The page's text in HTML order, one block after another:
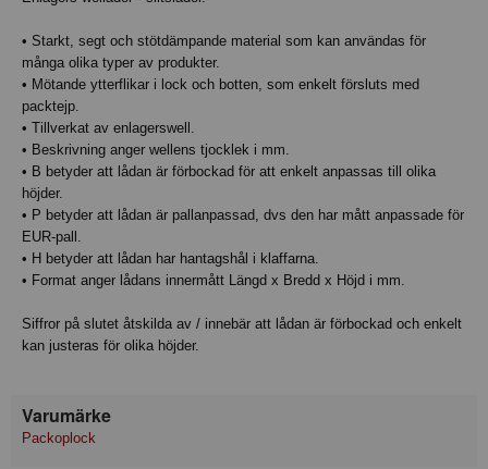
• Starkt, segt och stötdämpande material som kan användas för
många olika typer av produkter.
• Mötande ytterflikar i lock och botten, som enkelt försluts med
packtejp.
• Tillverkat av enlagerswell.
• Beskrivning anger wellens tjocklek i mm.
• B betyder att lådan är förbockad för att enkelt anpassas till olika
höjder.
• P betyder att lådan är pallanpassad, dvs den har mått anpassade för
EUR-pall.
• H betyder att lådan har hantagshål i klaffarna.
• Format anger lådans innermått Längd x Bredd x Höjd i mm.
Siffror på slutet åtskilda av / innebär att lådan är förbockad och enkelt
kan justeras för olika höjder.
Varumärke
Packoplock